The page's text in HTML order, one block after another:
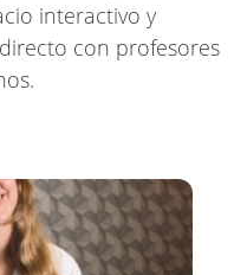
interactivo y
con profesores